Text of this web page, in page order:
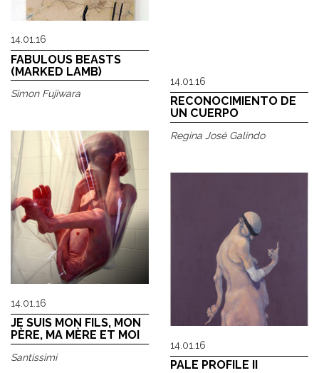
14.01.16
FABULOUS BEASTS
(MARKED LAMB)
Simon Fujiwara
14.01.16
RECONOCIMIENTO DE
UN CUERPO
Regina José Galindo
14.01.16
JE SUIS MON FILS, MON
PÈRE, MA MÈRE ET MOI
Santissimi
14.01.16
PALE PROFILE II